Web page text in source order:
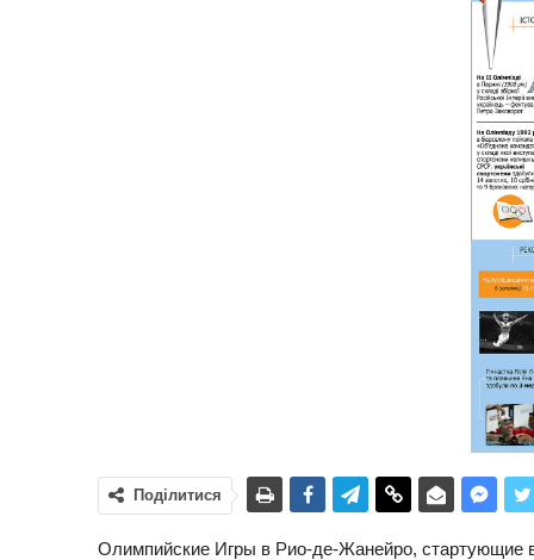
Поділитися
Олимпийские Игры в Рио-де-Жанейро, стартующие